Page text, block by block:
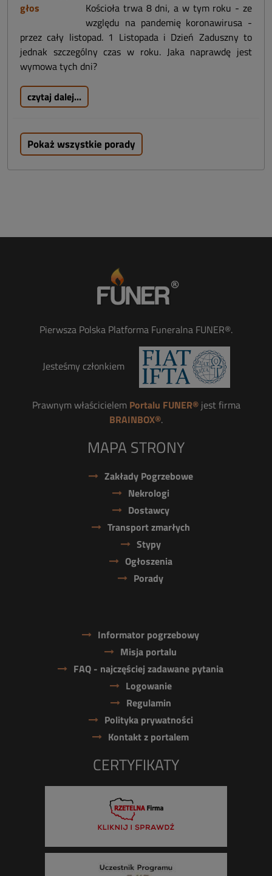
Kościoła trwa 8 dni, a w tym roku - ze
względu na pandemię koronawirusa -
przez cały listopad. 1 Listopada i Dzień Zaduszny to
jednak szczególny czas w roku. Jaka naprawdę jest
wymowa tych dni?
czytaj dalej...
Pokaż wszystkie porady
Pierwsza Polska Platforma Funeralna FUNER®.
Jesteśmy członkiem
Prawnym właścicielem Portalu FUNER®jest firma
BRAINBOX®.
MAPA STRONY
Zakłady Pogrzebowe
Nekrologi
Dostawcy
Transport zmarłych
Stypy
Ogłoszenia
Porady
Informator pogrzebowy
Misja portalu
FAQ - najczęściej zadawane pytania
Logowanie
Regulamin
Polityka prywatności
Kontakt z portalem
CERTYFIKATY